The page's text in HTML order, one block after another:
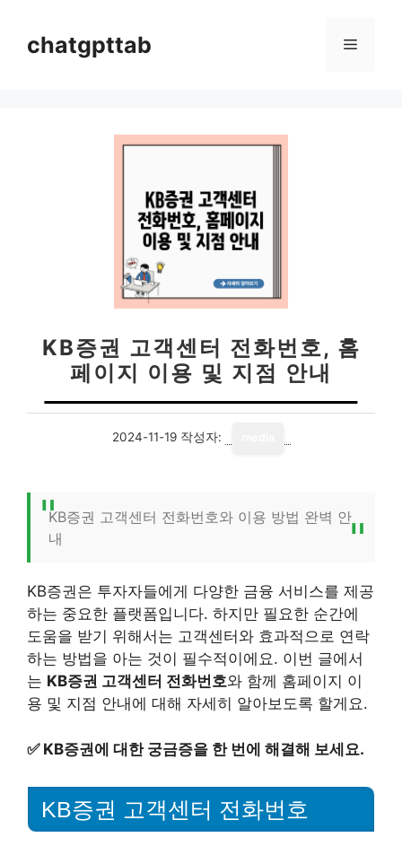
chatgpttab 메
KB증권 고객센터 전화번호, 홈
페이지 이용 및 지점 안내
2024-11-19 작성자:
KB증권 고객센터 전화번호와 이용 방법 완벽 안
내
KB증권은 투자자들에게 다양한 금융 서비스를 제공
하는 중요한 플랫폼입니다. 하지만 필요한 순간에
도움을 받기 위해서는 고객센터와 효과적으로 연락
하는 방법을 아는 것이 필수적이에요. 이번 글에서
는 KB증권 고객센터 전화번호와 함께 홈페이지 이
용 및 지점 안내에 대해 자세히 알아보도록 할게요.
✅ KB증권에 대한 궁금증을 한 번에 해결해 보세요.
KB증권 고객센터 전화번호